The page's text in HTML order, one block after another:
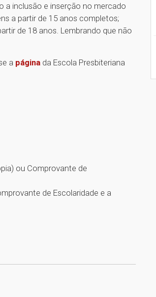
a inclusão e inserção no mercado
a partir de 15 anos completos;
de 18 anos. Lembrando que não
a página da Escola Presbiteriana
ou Comprovante de
de Escolaridade e a